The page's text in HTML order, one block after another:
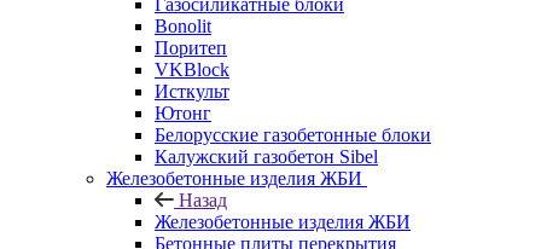
Газосиликатные блоки
Bonolit
Поритеп
VKBlock
Исткульт
Ютонг
Белорусские газобетонные блоки
Калужский газобетон Sibel
Железобетонные изделия ЖБИ
Назад
Железобетонные изделия ЖБИ
Бетонные плиты перекрытия